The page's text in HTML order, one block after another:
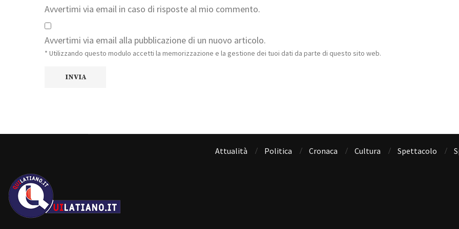
Avvertimi via email in caso di risposte al mio commento.
Avvertimi via email alla pubblicazione di un nuovo articolo.
* Utilizzando questo modulo accetti la memorizzazione e la gestione dei tuoi dati da parte di questo sito web.
Attualità Politica Cronaca Cultura Spettacolo